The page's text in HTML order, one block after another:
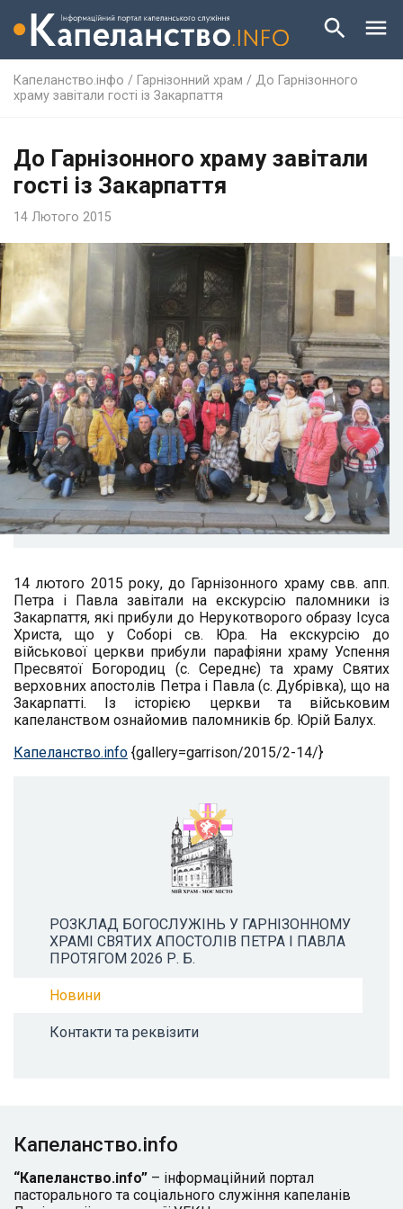
Капеланство.інфо / Гарнізонний храм / До Гарнізонного
храму завітали гості із Закарпаття
До Гарнізонного храму завітали
гості із Закарпаття
14 Лютого 2015
14 лютого 2015 року, до Гарнізонного храму свв. апп.
Петра і Павла завітали на екскурсію паломники із
Закарпаття, які прибули до Нерукотворого образу Ісуса
Христа, що у Соборі св. Юра. На екскурсію до
військової церкви прибули парафіяни храму Успення
Пресвятої Богородиц (с. Середнє) та храму Святих
верховних апостолів Петра і Павла (с. Дубрівка), що на
Закарпатті. Із історією церкви та військовим
капеланством ознайомив паломників бр. Юрій Балух.
Капеланство.info {gallery=garrison/2015/2-14/}
РОЗКЛАД БОГОСЛУЖІНЬ У ГАРНІЗОННОМУ
ХРАМІ СВЯТИХ АПОСТОЛІВ ПЕТРА І ПАВЛА
ПРОТЯГОМ 2026 Р. Б.
Новини
Контакти та реквізити
Капеланство.info
“Капеланство.info” – інформаційний портал
пасторального та соціального служіння капеланів